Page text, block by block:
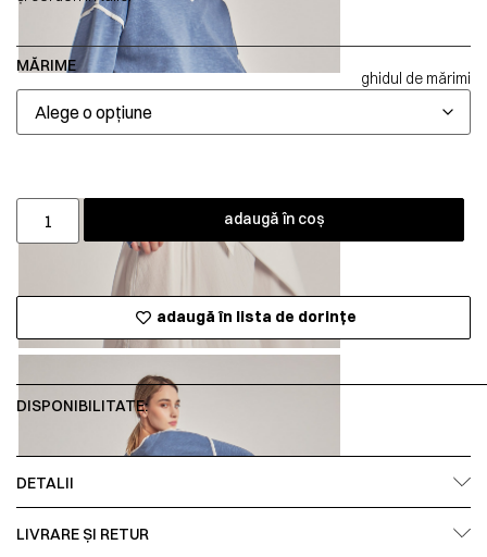
MĂRIME
ghidul de mărimi
adaugă în coș
adaugă în lista de dorințe
DISPONIBILITATE:
DETALII
LIVRARE ȘI RETUR